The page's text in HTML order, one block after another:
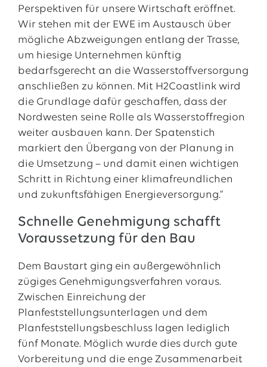
Perspektiven für unsere Wirtschaft eröffnet.
Wir stehen mit der EWE im Austausch über
mögliche Abzweigungen entlang der Trasse,
um hiesige Unternehmen künftig
bedarfsgerecht an die Wasserstoffversorgung
anschließen zu können. Mit H2Coastlink wird
die Grundlage dafür geschaffen, dass der
Nordwesten seine Rolle als Wasserstoffregion
weiter ausbauen kann. Der Spatenstich
markiert den Übergang von der Planung in
die Umsetzung – und damit einen wichtigen
Schritt in Richtung einer klimafreundlichen
und zukunftsfähigen Energieversorgung.“
Schnelle Genehmigung schafft
Voraussetzung für den Bau
Dem Baustart ging ein außergewöhnlich
zügiges Genehmigungsverfahren voraus.
Zwischen Einreichung der
Planfeststellungsunterlagen und dem
Planfeststellungsbeschluss lagen lediglich
fünf Monate. Möglich wurde dies durch gute
Vorbereitung und die enge Zusammenarbeit